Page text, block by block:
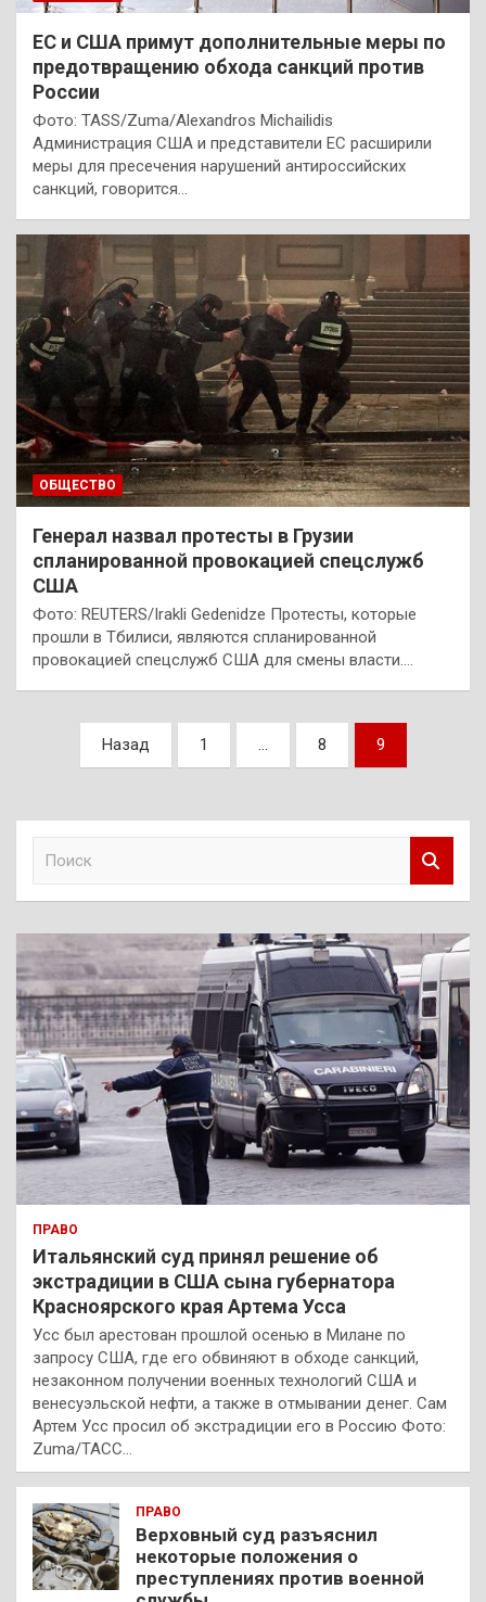
ЕС и США примут дополнительные меры по
предотвращению обхода санкций против
России
Фото: TASS/Zuma/Alexandros Michailidis
Администрация США и представители ЕС расширили
меры для пресечения нарушений антироссийских
санкций, говорится…
ОБЩЕСТВО
Генерал назвал протесты в Грузии
спланированной провокацией спецслужб
США
Фото: REUTERS/Irakli Gedenidze Протесты, которые
прошли в Тбилиси, являются спланированной
провокацией спецслужб США для смены власти.…
Пагинация
записей
Назад 1 8 9
к
ПРАВО
Итальянский суд принял решение об
экстрадиции в США сына губернатора
Красноярского края Артема Усса
Усс был арестован прошлой осенью в Милане по
запросу США, где его обвиняют в обходе санкций,
незаконном получении военных технологий США и
венесуэльской нефти, а также в отмывании денег. Сам
Артем Усс просил об экстрадиции его в Россию Фото:
Zuma/ТАСС…
ПРАВО
Верховный суд разъяснил
некоторые положения о
преступлениях против военной